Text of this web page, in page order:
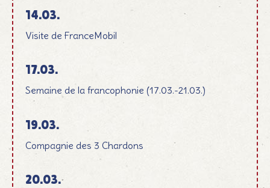
14.03.
Visite de FranceMobil
17.03.
Semaine de la francophonie (17.03.-21.03.)
19.03.
Compagnie des 3 Chardons
20.03.